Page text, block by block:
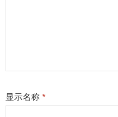
显示名称 *